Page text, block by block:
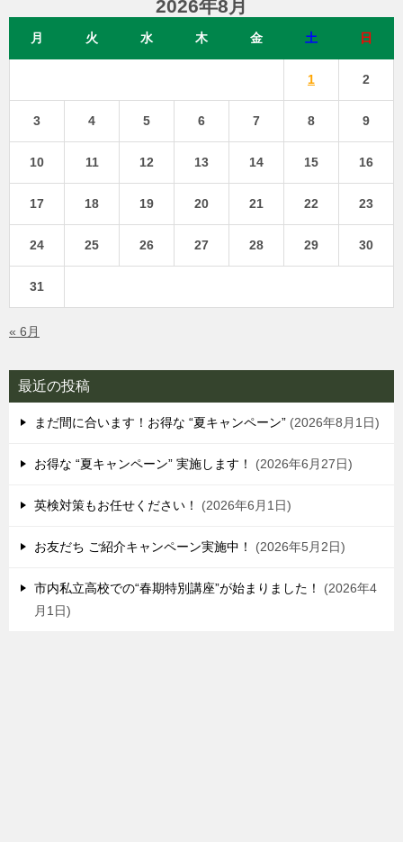
2026年8月
月 火 水 木 金 土 日
1 2
3 4 5 6 7 8 9
10 11 12 13 14 15 16
17 18 19 20 21 22 23
24 25 26 27 28 29 30
31
« 6月
最近の投稿
まだ間に合います！お得な “夏キャンペーン” 2026年8月1日
お得な “夏キャンペーン” 実施します！ 2026年6月27日
英検対策もお任せください！ 2026年6月1日
お友だち ご紹介キャンペーン実施中！ 2026年5月2日
市内私立高校での“春期特別講座”が始まりました！
2026年4
月1日